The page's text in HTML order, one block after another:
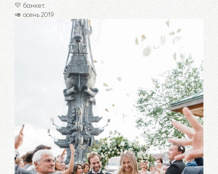
💛 банкет
🥑 осень 2019